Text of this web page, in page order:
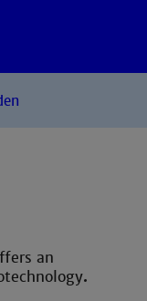
an
.